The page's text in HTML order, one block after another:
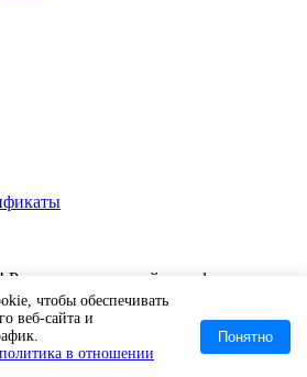
на сайте информация не
доктора. Ко всем описанным
Обращайтесь к
Информация на нашем сайте
характер и не является публичной
чтобы обеспечивать
веб-сайта и
в отношении
Понятно